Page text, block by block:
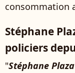
consommation
Stéphane
policiers
"Stéphane